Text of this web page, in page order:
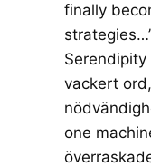
finally
vackert
one